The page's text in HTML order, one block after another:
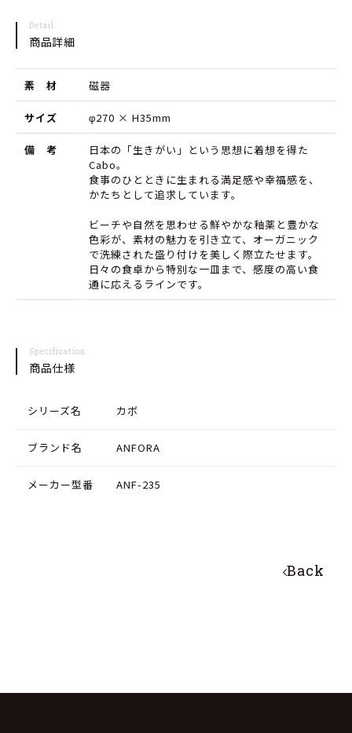
ー
プ
プ
レ
ー
減
す
プ
プ
レ
ー
ト
の
数
量
を
増
Detail
商品詳細
素 材 磁器
サイズ φ270 × H35mm
備 考
日本の「生きがい」という思想に着想を得た
Cabo。
食事のひとときに生まれる満足感や幸福感を、
かたちとして追求しています。
ビーチや自然を思わせる鮮やかな釉薬と豊かな
色彩が、素材の魅力を引き立て、オーガニック
で洗練された盛り付けを美しく際立たせます。
日々の食卓から特別な一皿まで、感度の高い食
通に応えるラインです。
Specification
商品仕様
シリーズ名 カボ
ブランド名 ANFORA
メーカー型番 ANF-235
Back